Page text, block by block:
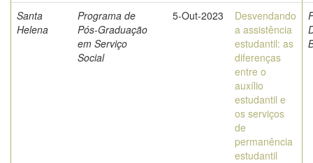
Santa
Helena
Programa de
Pós-Graduação
em Serviço
Social
5-Out-2023
Desvendando
a assistência
estudantil: as
diferenças
entre o
auxílio
estudantil e
os serviços
de
permanência
estudantil